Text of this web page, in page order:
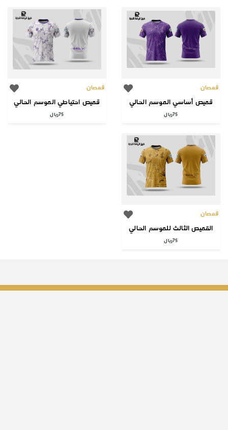
قمصان
قميص أساسي الموسم الحالي
75ريال
قمصان
قميص احتياطي الموسم الحالي
75ريال
قمصان
القميص الثالث للموسم الحالي
75ريال